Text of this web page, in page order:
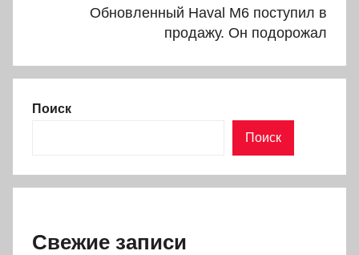
Обновленный Haval M6 поступил в
продажу. Он подорожал
Поиск
Поиск
Свежие записи